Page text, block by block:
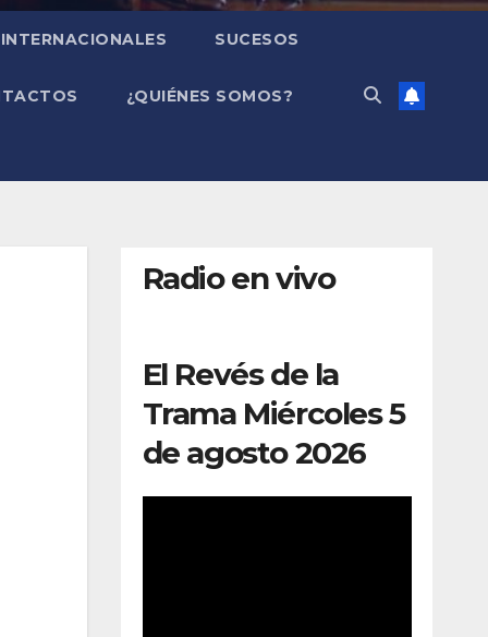
INTERNACIONALES SUCESOS
¿QUIÉNES SOMOS?
Radio en vivo
El Revés de la
Trama Miércoles 5
de agosto 2026